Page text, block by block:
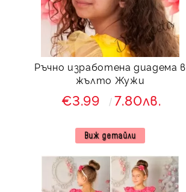
Ръчно изработена диадема в
жълто Жужи
€3.99 7.80лв.
Виж детайли